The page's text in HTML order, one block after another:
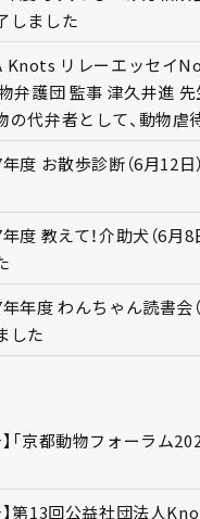
しました
Knots リレーエッセイ
弁護団 監事 津久井進 先
の代弁者として、動物虐
度 お散歩診断（6月12
度 教えて！介助犬（6月
年度 わんちゃん読書会
した
】「京都動物フォーラム
】第13回公益社団法人